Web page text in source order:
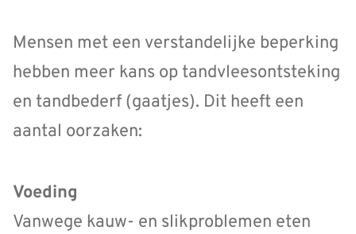
Mensen met een verstandelijke beperking
hebben meer kans op tandvleesontsteking
en tandbederf (gaatjes). Dit heeft een
aantal oorzaken:
Voeding
Vanwege kauw- en slikproblemen eten